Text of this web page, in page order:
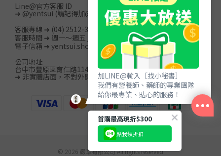
立即購買
Line@官方客服 ID
➜ @yentsui (請記得加@)
客服專線 ➜ (04) 2512-3996
客服時間 ➜ 週一～週五 / 08:00-20:00
電子信箱 ➜ yentsui.shop@gmail.com
公司地址
台中市豐原區育仁路114巷15號13樓之2
➜ 非實體店面，不對外開放
© 2026 嚴萃有限公司 All rights reserved
加LINE@輸入［找小秘書］
我們有營養師、藥師的專業團隊
給你最專業、貼心的服務！
首購最高現折$300
點我領折扣